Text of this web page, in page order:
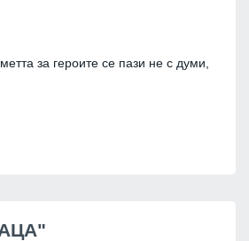
за героите се пази не с думи,